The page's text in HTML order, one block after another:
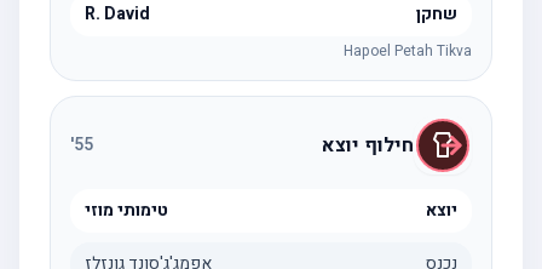
שחקן R. David
Hapoel Petah Tikva
חילוף יוצא 55
'
יוצא טימותי מוזי
נכנס אפמג'ג'סונד גונזלז